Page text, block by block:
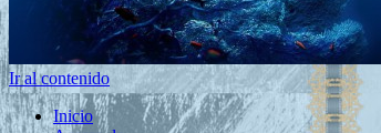
Ir al contenido
Inicio